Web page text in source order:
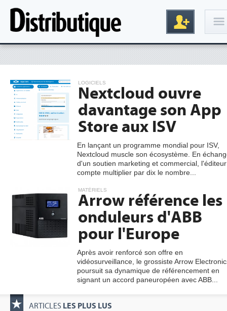
Inscription
gratuite
LOGICIELS
Nextcloud ouvre
davantage son App
Store aux ISV
En lançant un programme mondial pour ISV,
Nextcloud muscle son écosystème. En
d'un soutien marketing et commercial, l'éditeur
compte multiplier par dix le nombre...
MATÉRIELS
Arrow référence les
onduleurs d'ABB
pour l'Europe
Après avoir renforcé son offre en
vidéosurveillance, le grossiste Arrow
poursuit sa dynamique de référencement en
signant un accord paneuropéen avec ABB...
ARTICLES LES PLUS LUS